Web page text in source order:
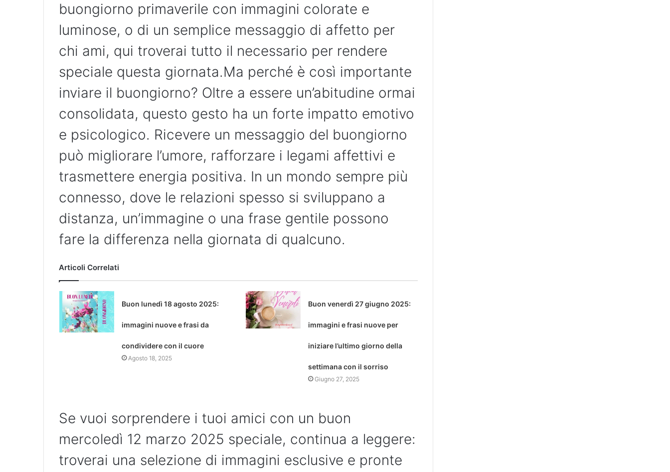
buongiorno primaverile con immagini colorate e
luminose, o di un semplice messaggio di affetto per
chi ami, qui troverai tutto il necessario per rendere
speciale questa giornata.Ma perché è così importante
inviare il buongiorno? Oltre a essere un’abitudine ormai
consolidata, questo gesto ha un forte impatto emotivo
e psicologico. Ricevere un messaggio del buongiorno
può migliorare l’umore, rafforzare i legami affettivi e
trasmettere energia positiva. In un mondo sempre più
connesso, dove le relazioni spesso si sviluppano a
distanza, un’immagine o una frase gentile possono
fare la differenza nella giornata di qualcuno.
Articoli Correlati
Buon lunedì 18 agosto 2025:
immagini nuove e frasi da
condividere con il cuore
Agosto 18, 2025
Buon venerdì 27 giugno 2025:
immagini e frasi nuove per
iniziare l’ultimo giorno della
settimana con il sorriso
Giugno 27, 2025
Se vuoi sorprendere i tuoi amici con un buon
mercoledì 12 marzo 2025 speciale, continua a leggere:
troverai una selezione di immagini esclusive e pronte